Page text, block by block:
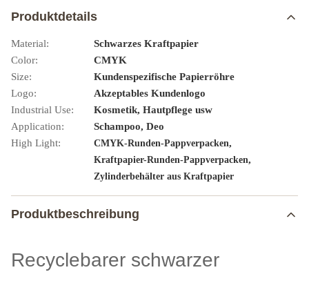
Produktdetails
Material:
Schwarzes Kraftpapier
Color:
CMYK
Size:
Kundenspezifische Papierröhre
Logo:
Akzeptables Kundenlogo
Industrial Use:
Kosmetik, Hautpflege usw
Application:
Schampoo, Deo
High Light:
CMYK-Runden-Pappverpacken,
Kraftpapier-Runden-Pappverpacken,
Zylinderbehälter aus Kraftpapier
Produktbeschreibung
Recyclebarer schwarzer